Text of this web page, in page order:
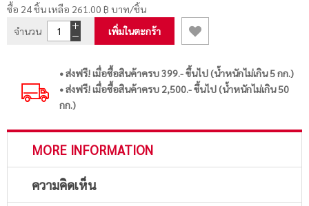
ซื้อ 24 ชิ้น เหลือ 261.00 ฿ บาท/ชิ้น
จำนวน
เพิ่มในตะกร้า
• ส่งฟรี! เมื่อซื้อสินค้าครบ 399.- ขึ้นไป (น้ำหนักไม่เกิน 5 กก.)
• ส่งฟรี! เมื่อซื้อสินค้าครบ 2,500.- ขึ้นไป (น้ำหนักไม่เกิน 50
กก.)
MORE INFORMATION
ความคิดเห็น